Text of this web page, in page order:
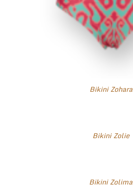
Bikini Zohara
Bikini Zolie
Bikini Zolima